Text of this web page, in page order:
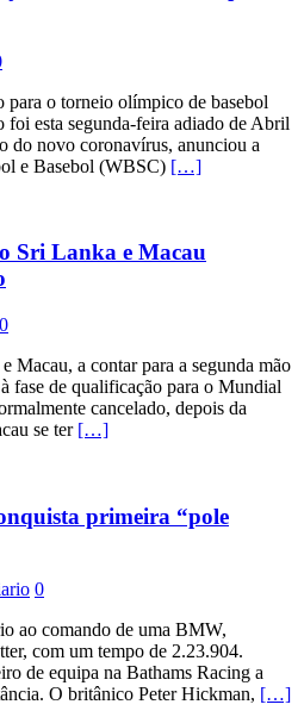
o torneio olímpico de basebol
foi esta segunda-feira adiado de Abril
do novo coronavírus, anunciou a
e Basebol (WBSC) […]
Sri Lanka e Macau
0
Macau, a contar para a segunda mão
fase de qualificação para o Mundial
cancelado, depois da
se ter […]
primeira “pole
0
ao comando de uma BMW,
com um tempo de 2.23.904.
de equipa na Bathams Racing a
O britânico Peter Hickman, […]